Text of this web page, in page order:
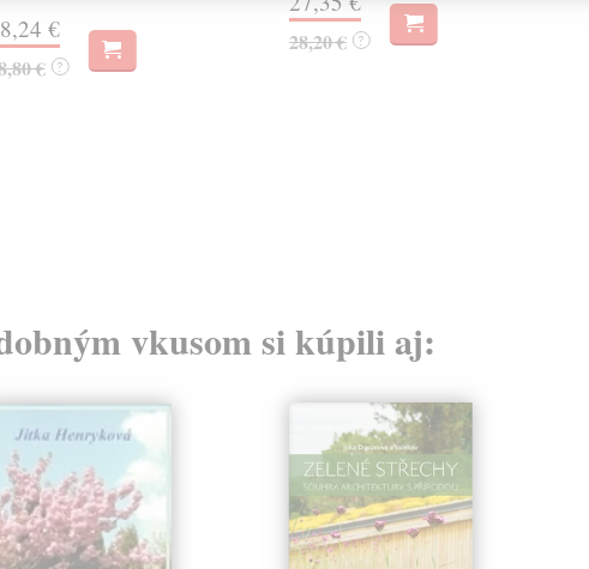
€
€ ?
28,20 € ?
vkusom si kúpili aj: